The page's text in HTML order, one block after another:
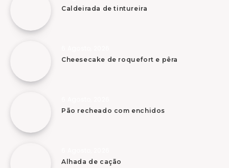
Caldeirada de tintureira
Cheesecake de roquefort e pêra
Pão recheado com enchidos
Alhada de cação